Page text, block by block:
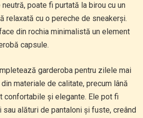
poate fi purtată la birou cu un
relaxată cu o pereche de sneakerși.
din rochia minimalistă un element
capsule.
garderoba pentru zilele mai
materiale de calitate, precum lână
confortabile și elegante. Ele pot fi
alături de pantaloni și fuste, creând